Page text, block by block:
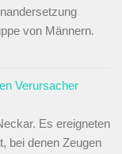
von Männern.
Verursacher
Es ereigneten
bei denen Zeugen